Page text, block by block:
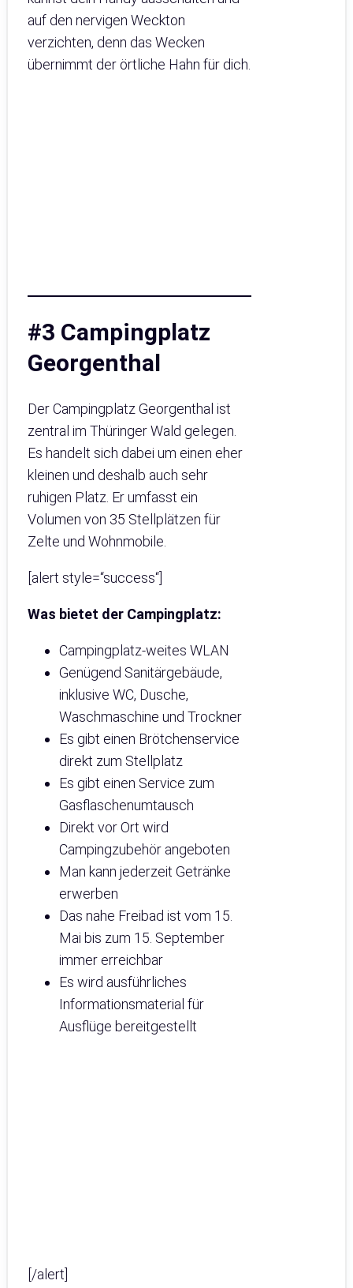
auf den nervigen Weckton
verzichten, denn das Wecken
übernimmt der örtliche Hahn für dich.
#3 Campingplatz
Georgenthal
Der Campingplatz Georgenthal ist
zentral im Thüringer Wald gelegen.
Es handelt sich dabei um einen eher
kleinen und deshalb auch sehr
ruhigen Platz. Er umfasst ein
Volumen von 35 Stellplätzen für
Zelte und Wohnmobile.
[alert style=“success“]
Was bietet der Campingplatz:
Campingplatz-weites WLAN
Genügend Sanitärgebäude,
inklusive WC, Dusche,
Waschmaschine und Trockner
Es gibt einen Brötchenservice
direkt zum Stellplatz
Es gibt einen Service zum
Gasflaschenumtausch
Direkt vor Ort wird
Campingzubehör angeboten
Man kann jederzeit Getränke
erwerben
Das nahe Freibad ist vom 15.
Mai bis zum 15. September
immer erreichbar
Es wird ausführliches
Informationsmaterial für
Ausflüge bereitgestellt
[/alert]